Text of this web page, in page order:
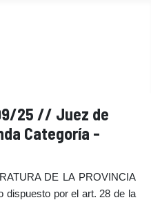
25 // Juez de
Categoría -
DE LA PROVINCIA
dispuesto por el art. 28 de la